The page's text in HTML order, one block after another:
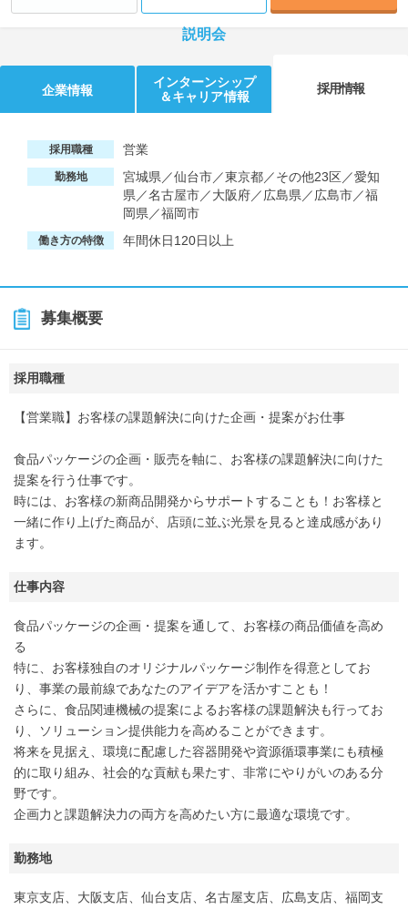
説明会
企業情報
インターンシップ
＆キャリア情報
採用情報
採用職種 営業
勤務地
宮城県／仙台市／東京都／その他23区／愛知
県／名古屋市／大阪府／広島県／広島市／福
岡県／福岡市
働き方の特徴 年間休日120日以上
募集概要
採用職種
【営業職】お客様の課題解決に向けた企画・提案がお仕事
食品パッケージの企画・販売を軸に、お客様の課題解決に向けた
提案を行う仕事です。
時には、お客様の新商品開発からサポートすることも！お客様と
一緒に作り上げた商品が、店頭に並ぶ光景を見ると達成感があり
ます。
仕事内容
食品パッケージの企画・提案を通して、お客様の商品価値を高め
る
特に、お客様独自のオリジナルパッケージ制作を得意としてお
り、事業の最前線であなたのアイデアを活かすことも！
さらに、食品関連機械の提案によるお客様の課題解決も行ってお
り、ソリューション提供能力を高めることができます。
将来を見据え、環境に配慮した容器開発や資源循環事業にも積極
的に取り組み、社会的な貢献も果たす、非常にやりがいのある分
野です。
企画力と課題解決力の両方を高めたい方に最適な環境です。
勤務地
東京支店、大阪支店、仙台支店、名古屋支店、広島支店、福岡支